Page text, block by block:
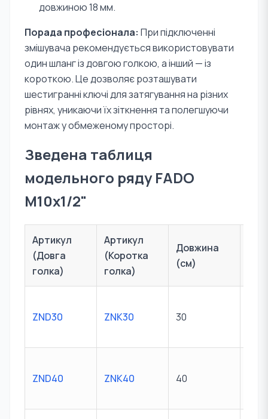
довжиною 18 мм.
Порада професіонала: При підключенні
змішувача рекомендується використовувати
один шланг із довгою голкою, а інший — із
короткою. Це дозволяє розташувати
шестигранні ключі для затягування на різних
рівнях, уникаючи їх зіткнення та полегшуючи
монтаж у обмеженому просторі.
Зведена таблиця
модельного ряду FADO
M10х1/2"
Артикул
(Довга
голка)
Артикул
(Коротка
голка)
Довжина
(см)
ZND30 ZNK30 30
ZND40 ZNK40 40